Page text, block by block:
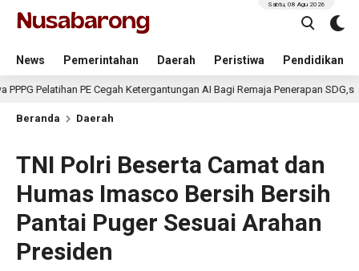
News Pemerintahan Daerah Peristiwa Pendidikan
Sabtu, 08 Agu 2026
PE Cegah Ketergantungan AI Bagi Remaja Penerapan SDG,s 3
Beranda Daerah
TNI Polri Beserta Camat dan
Humas Imasco Bersih Bersih
Pantai Puger Sesuai Arahan
Presiden